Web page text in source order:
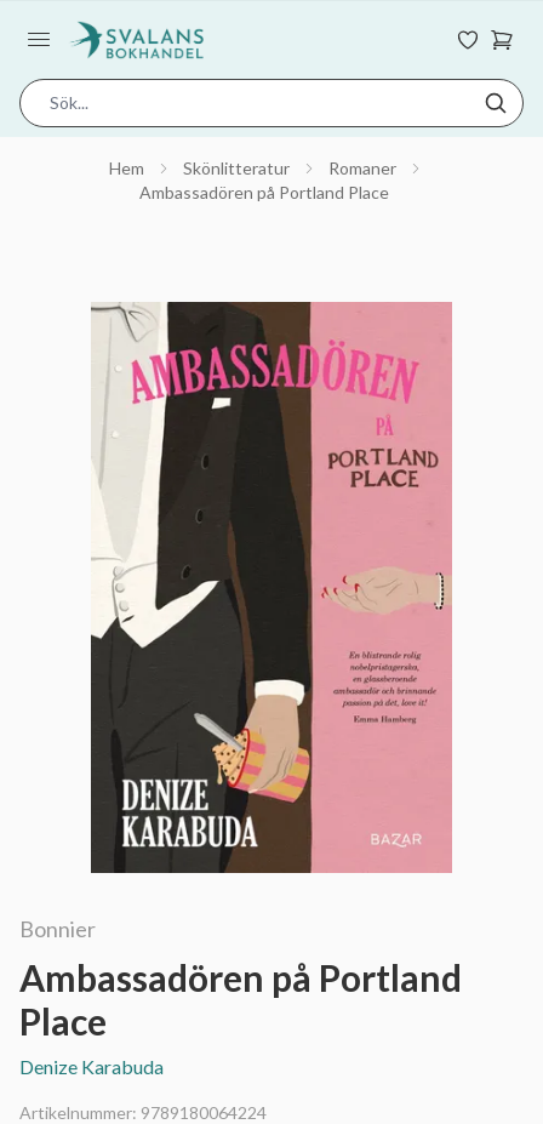
Hem Skönlitteratur
Romaner
Ambassadören på Portland Place
Bonnier
Ambassadören på Portland
Place
Denize Karabuda
Artikelnummer: 9789180064224